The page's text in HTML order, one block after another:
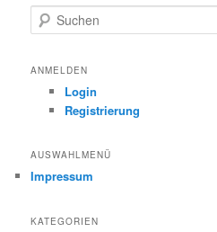
u
h
ANMELDEN
Login
Registrierung
AUSWAHLMENÜ
Impressum
KATEGORIEN